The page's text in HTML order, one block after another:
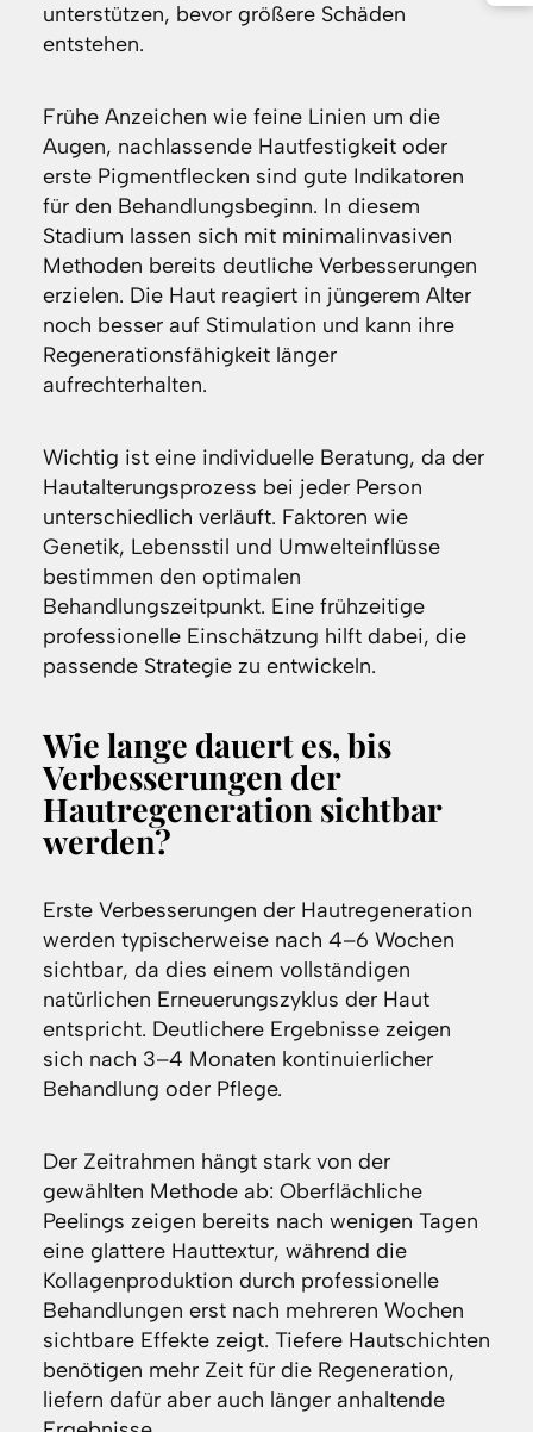
unterstützen, bevor größere Schäden
entstehen.
Frühe Anzeichen wie feine Linien um die
Augen, nachlassende Hautfestigkeit oder
erste Pigmentflecken sind gute Indikatoren
für den Behandlungsbeginn. In diesem
Stadium lassen sich mit minimalinvasiven
Methoden bereits deutliche Verbesserungen
erzielen. Die Haut reagiert in jüngerem Alter
noch besser auf Stimulation und kann ihre
Regenerationsfähigkeit länger
aufrechterhalten.
Wichtig ist eine individuelle Beratung, da der
Hautalterungsprozess bei jeder Person
unterschiedlich verläuft. Faktoren wie
Genetik, Lebensstil und Umwelteinflüsse
bestimmen den optimalen
Behandlungszeitpunkt. Eine frühzeitige
professionelle Einschätzung hilft dabei, die
passende Strategie zu entwickeln.
Wie lange dauert es, bis
Verbesserungen der
Hautregeneration sichtbar
werden?
Erste Verbesserungen der Hautregeneration
werden typischerweise nach 4–6 Wochen
sichtbar, da dies einem vollständigen
natürlichen Erneuerungszyklus der Haut
entspricht. Deutlichere Ergebnisse zeigen
sich nach 3–4 Monaten kontinuierlicher
Behandlung oder Pflege.
Der Zeitrahmen hängt stark von der
gewählten Methode ab: Oberflächliche
Peelings zeigen bereits nach wenigen Tagen
eine glattere Hauttextur, während die
Kollagenproduktion durch professionelle
Behandlungen erst nach mehreren Wochen
sichtbare Effekte zeigt. Tiefere Hautschichten
benötigen mehr Zeit für die Regeneration,
liefern dafür aber auch länger anhaltende